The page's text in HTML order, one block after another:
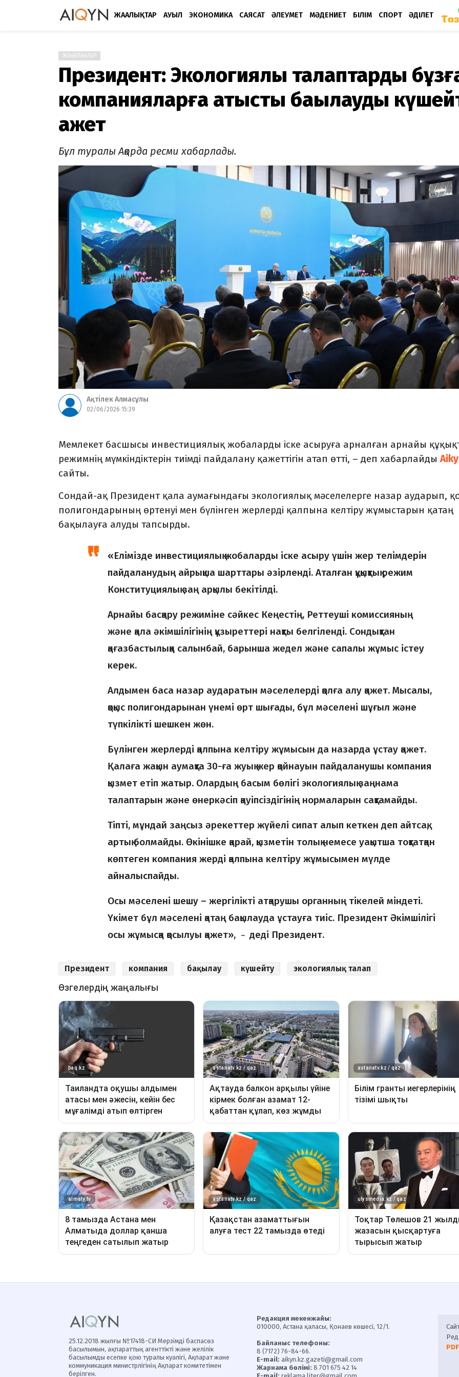
ЖАҢАЛЫҚТАР АУЫЛ ЭКОНОМИКА САЯСАТ ӘЛЕУМЕТ МӘДЕНИЕТ БІЛІМ СПОРТ ӘДІЛЕТ
ЖАҢАЛЫҚТАР
Президент: Экологиялық талаптарды
компанияларға қатысты бақылауды
қажет
Бұл туралы Ақорда ресми хабарлады.
Ақтілек Алмасұлы
02/06/2026 15:39
Мемлекет басшысы инвестициялық жобаларды іске асыруға арналған арнайы
режимнің мүмкіндіктерін тиімді пайдалану қажеттігін атап өтті, – деп хабарлайды
сайты.
Сондай-ақ Президент қала аумағындағы экологиялық мәселелерге назар аударып,
полигондарының өртенуі мен бүлінген жерлерді қалпына келтіру жұмыстарын қатаң
бақылауға алуды тапсырды.
«Елімізде инвестициялық жобаларды іске асыру үшін жер телімдерін
пайдаланудың айрықша шарттары әзірленді. Аталған құқықтық режим
Конституциялық заң арқылы бекітілді.
Арнайы басқару режиміне сәйкес Кеңестің, Реттеуші комиссияның
және қала әкімшілігінің құзыреттері нақты белгіленді. Сондықтан
қағазбастылыққа салынбай, барынша жедел және сапалы жұмыс істеу
керек.
Алдымен баса назар аударатын мәселелерді қолға алу қажет. Мысалы,
қоқыс полигондарынан үнемі өрт шығады, бұл мәселені шұғыл және
түпкілікті шешкен жөн.
Бүлінген жерлерді қалпына келтіру жұмысын да назарда ұстау қажет.
Қалаға жақын аумақта 30-ға жуық жер қойнауын пайдаланушы компания
қызмет етіп жатыр. Олардың басым бөлігі экологиялық заңнама
талаптарын және өнеркәсіп қауіпсіздігінің нормаларын сақтамайды.
Тіпті, мұндай заңсыз әрекеттер жүйелі сипат алып кеткен деп айтсақ,
артық болмайды. Өкінішке қарай, қызметін толық немесе уақытша тоқтатқан
көптеген компания жерді қалпына келтіру жұмысымен мүлде
айналыспайды.
Осы мәселені шешу – жергілікті атқарушы органның тікелей міндеті.
Үкімет бұл мәселені қатаң бақылауда ұстауға тиіс. Президент Әкімшілігі
осы жұмысқа қосылуы қажет», – деді Президент.
Президент компания бақылау күшейту экологиялық талап
25.12.2018 жылғы №17418-СИ Мерзімді баспасөз
басылымын, ақпараттық агенттікті және желілік
басылымды есепке қою туралы куәлігі, Ақпарат және
коммуникация министрлігінің Ақпарат комитетімен
берілген.
Редакция мекенжайы:
010000, Астана қаласы, Қонаев көшесі, 12/1.
Байланыс телефоны:
8 (7172) 76-84-66.
E-mail: aikyn.kz.gazeti@gmail.com
Жарнама бөлімі: 8 701 675 42 14